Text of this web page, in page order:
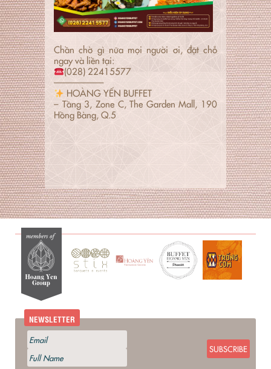
Chần chờ gì nữa mọi người ơi, đặt chỗ
ngay và liền tại:
(028) 22415577
—————–
HOÀNG YẾN BUFFET
– Tầng 3, Zone C, The Garden Mall, 190
Hồng Bàng, Q.5
NEWSLETTER
SUBSCRIBE